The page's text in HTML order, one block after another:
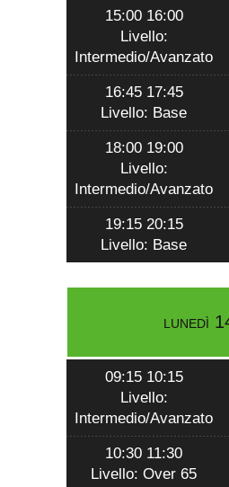
15:00 16:00
Livello:
Intermedio/Avanzato
16:45 17:45
Livello: Base
18:00 19:00
Livello:
Intermedio/Avanzato
19:15 20:15
Livello: Base
lunedì
09:15 10:15
Livello:
Intermedio/Avanzato
10:30 11:30
Livello: Over 65